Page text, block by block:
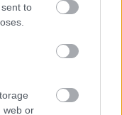
to
web or
is. Pont
vált ingyen
A
Dreams of Aether
amelyet alkotói a
és bár